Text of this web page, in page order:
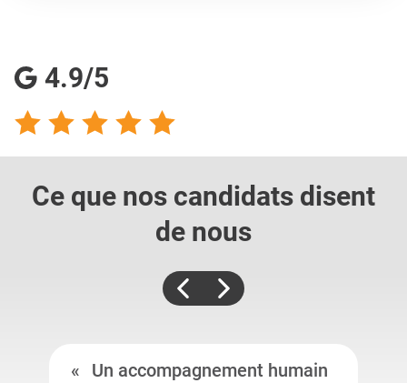
4.9/5
Ce que nos candidats disent
de nous
Un accompagnement humain